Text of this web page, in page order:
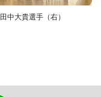
中大貴選手（右）